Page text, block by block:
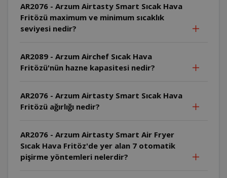
AR2076 - Arzum Airtasty Smart Sıcak Hava
Fritözü maximum ve minimum sıcaklık
seviyesi nedir?
AR2089 - Arzum Airchef Sıcak Hava
Fritözü'nün hazne kapasitesi nedir?
AR2076 - Arzum Airtasty Smart Sıcak Hava
Fritözü ağırlığı nedir?
AR2076 - Arzum Airtasty Smart Air Fryer
Sıcak Hava Fritöz'de yer alan 7 otomatik
pişirme yöntemleri nelerdir?